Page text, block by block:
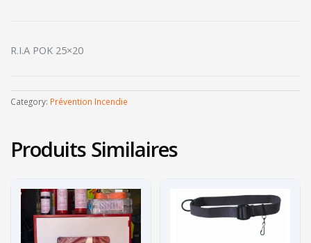
R.I.A POK 25×20
Category: Prévention Incendie
Produits Similaires